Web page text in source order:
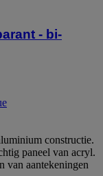
- bi-
constructie.
paneel van acryl.
van aantekeningen